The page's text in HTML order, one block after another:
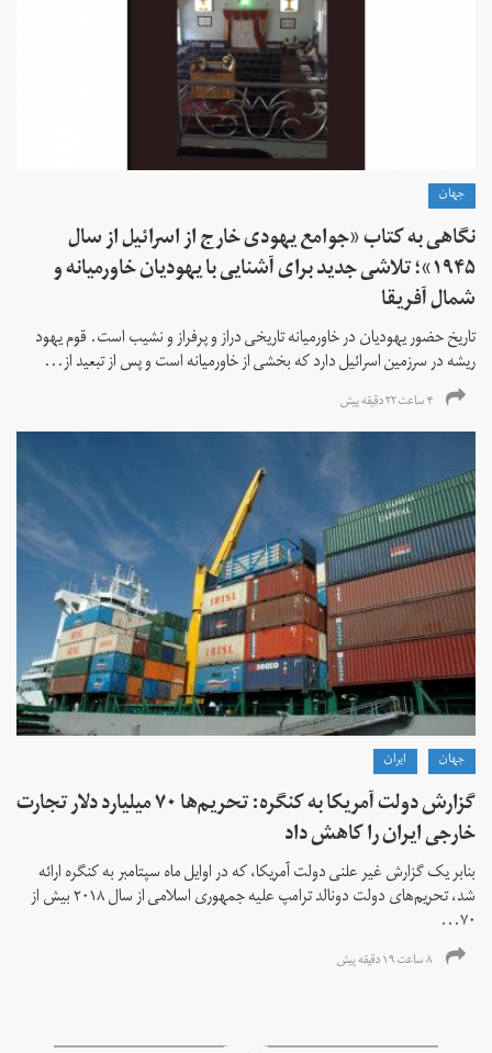
جهان
نگاهی به کتاب «جوامع یهودی خارج از اسرائیل از سال
۱۹۴۵»؛ تلاشی جدید برای آشنایی با یهودیان خاورمیانه و
شمال آفریقا
تاریخ حضور یهودیان در خاورمیانه تاریخی دراز و پرفراز و نشیب است. قوم یهود
ریشه در سرزمین اسرائیل دارد که بخشی از خاورمیانه است و پس از تبعید از...
۴ ساعت ۲۲ دقیقه پیش
جهان ايران
گزارش دولت آمریکا به کنگره: تحریم‌ها ۷۰ میلیارد دلار تجارت
خارجی ایران را کاهش داد
بنابر یک گزارش غیر علنی دولت آمریکا، که در اوایل ماه سپتامبر به کنگره ارائه
شد، تحریم‌های دولت دونالد ترامپ علیه جمهوری اسلامی از سال ۲۰۱۸ بیش از
۷۰...
۸ ساعت ۱۹ دقیقه پیش